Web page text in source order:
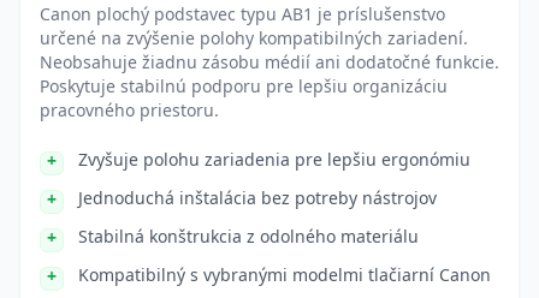
Canon plochý podstavec typu AB1 je príslušenstvo
určené na zvýšenie polohy kompatibilných zariadení.
Neobsahuje žiadnu zásobu médií ani dodatočné funkcie.
Poskytuje stabilnú podporu pre lepšiu organizáciu
pracovného priestoru.
Zvyšuje polohu zariadenia pre lepšiu ergonómiu
Jednoduchá inštalácia bez potreby nástrojov
Stabilná konštrukcia z odolného materiálu
Kompatibilný s vybranými modelmi tlačiarní Canon